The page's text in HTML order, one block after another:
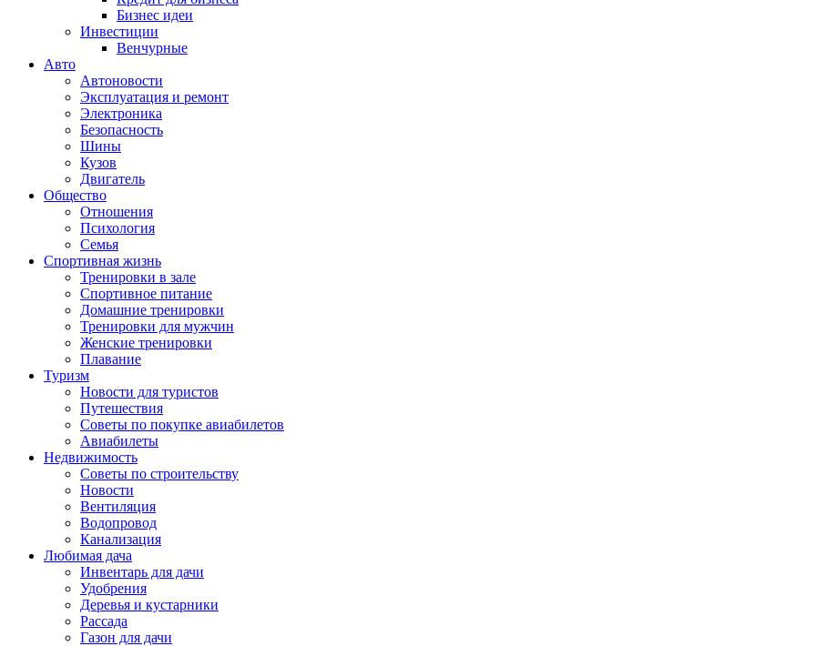
Бизнес идеи
Инвестиции
Венчурные
Авто
Автоновости
Эксплуатация и ремонт
Электроника
Безопасность
Шины
Кузов
Двигатель
Общество
Отношения
Психология
Семья
Спортивная жизнь
Тренировки в зале
Спортивное питание
Домашние тренировки
Тренировки для мужчин
Женские тренировки
Плавание
Туризм
Новости для туристов
Путешествия
Советы по покупке авиабилетов
Авиабилеты
Недвижимость
Советы по строительству
Новости
Вентиляция
Водопровод
Канализация
Любимая дача
Инвентарь для дачи
Удобрения
Деревья и кустарники
Рассада
Газон для дачи